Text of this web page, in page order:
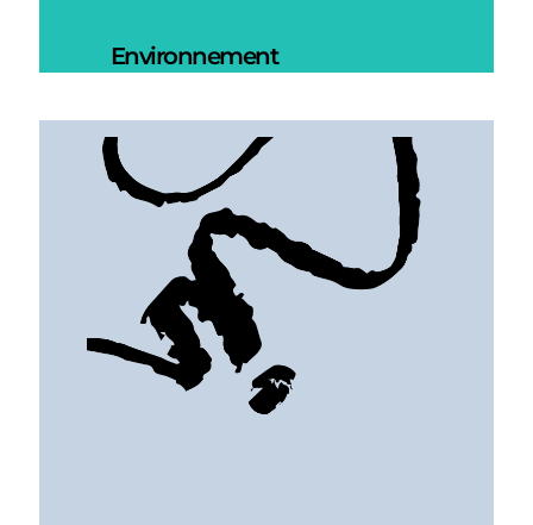
Environnement